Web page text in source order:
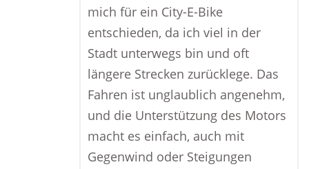
mich für ein City-E-Bike
entschieden, da ich viel in der
Stadt unterwegs bin und oft
längere Strecken zurücklege. Das
Fahren ist unglaublich angenehm,
und die Unterstützung des Motors
macht es einfach, auch mit
Gegenwind oder Steigungen